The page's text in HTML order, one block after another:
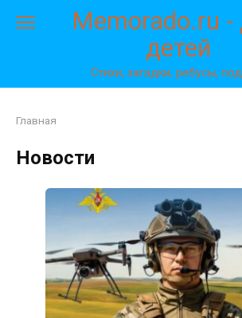
Memorado.ru
детей
Стихи, загадки, ребусы,
Главная
Новости